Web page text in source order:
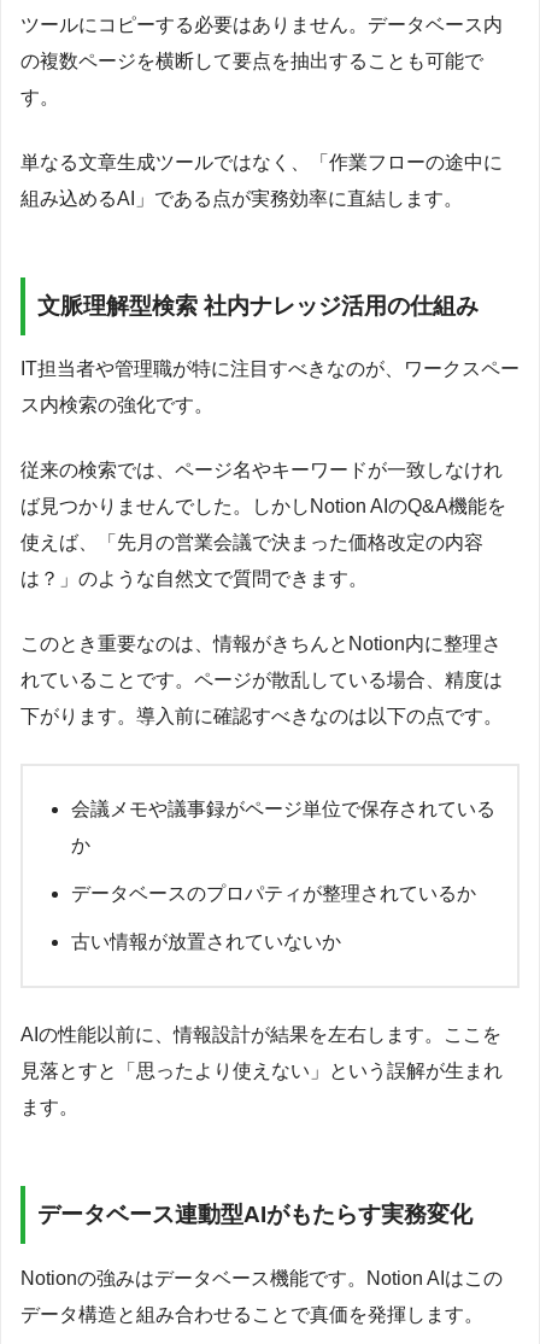
ツールにコピーする必要はありません。データベース内
の複数ページを横断して要点を抽出することも可能で
す。
単なる文章生成ツールではなく、「作業フローの途中に
組み込めるAI」である点が実務効率に直結します。
文脈理解型検索 社内ナレッジ活用の仕組み
IT担当者や管理職が特に注目すべきなのが、ワークスペー
ス内検索の強化です。
従来の検索では、ページ名やキーワードが一致しなけれ
ば見つかりませんでした。しかしNotion AIのQ&A機能を
使えば、「先月の営業会議で決まった価格改定の内容
は？」のような自然文で質問できます。
このとき重要なのは、情報がきちんとNotion内に整理さ
れていることです。ページが散乱している場合、精度は
下がります。導入前に確認すべきなのは以下の点です。
会議メモや議事録がページ単位で保存されている
か
データベースのプロパティが整理されているか
古い情報が放置されていないか
AIの性能以前に、情報設計が結果を左右します。ここを
見落とすと「思ったより使えない」という誤解が生まれ
ます。
データベース連動型AIがもたらす実務変化
Notionの強みはデータベース機能です。Notion AIはこの
データ構造と組み合わせることで真価を発揮します。